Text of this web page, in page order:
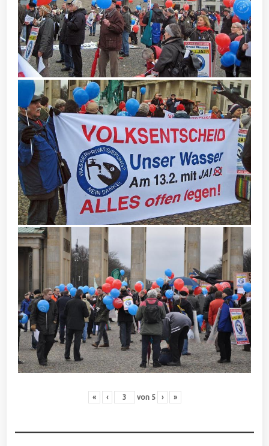
« ‹ von 5 › »